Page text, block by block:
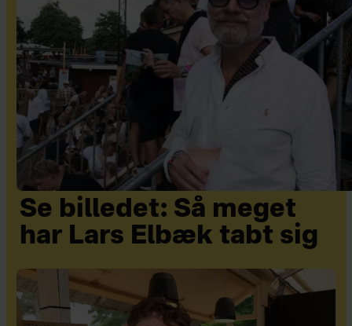
Se billedet: Så meget
har Lars Elbæk tabt sig